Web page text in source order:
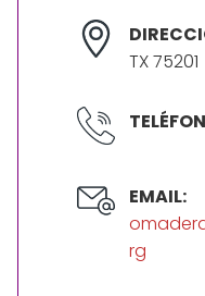
TX 75201
EMAIL:
rg